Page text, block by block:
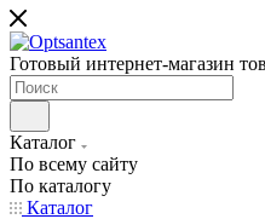
Готовый интернет-магазин
Каталог
По всему сайту
По каталогу
Каталог